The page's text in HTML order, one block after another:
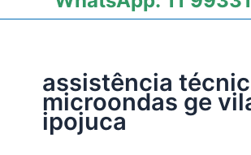
assistência
microondas ge
ipojuca